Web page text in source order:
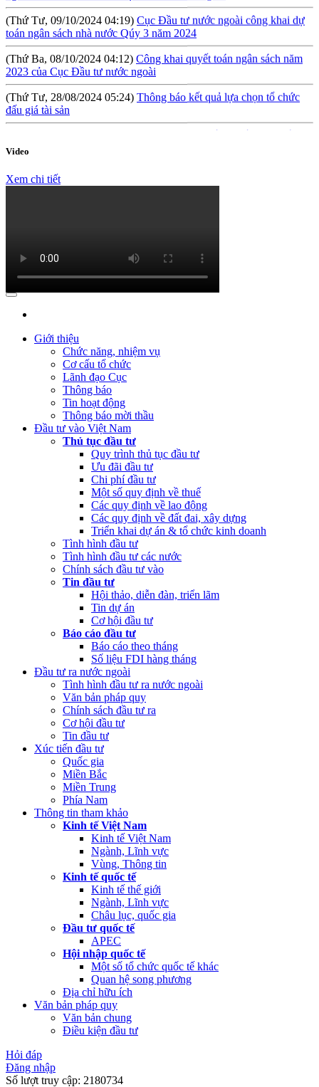
(Thứ Tư, 09/10/2024 04:19)Cục Đầu tư nước ngoài công khai dự
toán ngân sách nhà nước Qúy 3 năm 2024
(Thứ Ba, 08/10/2024 04:12)Công khai quyết toán ngân sách năm
2023 của Cục Đầu tư nước ngoài
(Thứ Tư, 28/08/2024 05:24)Thông báo kết quả lựa chọn tổ chức
đấu giá tài sản
(Thứ Sáu, 09/08/2024 10:57)Hội thảo: Cơ chế khuyến khích đầu tư
sách Quý I năm 2024
(Thứ Hai, 09/10/2023 03:45)Báo cáo tình hình công khai ngân
(Thứ Ba, 04/07/2023 05:29)
(Thứ Tư, 12/04/2023 03:20)Thực hiện công khai báo cáo tình hình
thực hiện dự toán NSNN Quý 1 năm 2023
(Thứ Ba, 21/03/2023 04:55)
2022 của Ban Quản lý dự án Nâng cấp và phát triển Hệ thống
thông tin quốc gia về đầu tư
(Thứ Hai, 20/03/2023 05:26)
NSNN Quý 4 và cả năm 2022
(Thứ Hai, 20/03/2023 05:17)Công bố công khai quyết toán ngân
sách nhà nước năm 2022 cùa Trung tâm Xúc tiến đầu tư phía Bắc
(Thứ Sáu, 24/02/2023 05:43)Việt Nam, Bỉ thúc đẩy hợp tác đổi
Video
Xem chi tiết
Giới thiệu
Chức năng, nhiệm vụ
Cơ cấu tổ chức
Lãnh đạo Cục
Thông báo
Tin hoạt động
Thông báo mời thầu
Đầu tư vào Việt Nam
Thủ tục đầu tư
Quy trình thủ tục đầu tư
Ưu đãi đầu tư
Chi phí đầu tư
Một số quy định về thuế
Các quy định về lao động
Các quy định về đất đai, xây dựng
Triển khai dự án & tổ chức kinh doanh
Tình hình đầu tư
Tình hình đầu tư các nước
Chính sách đầu tư vào
Tin đầu tư
Hội thảo, diễn đàn, triển lãm
Tin dự án
Cơ hội đầu tư
Báo cáo đầu tư
Báo cáo theo tháng
Số liệu FDI hàng tháng
Đầu tư ra nước ngoài
Tình hình đầu tư ra nước ngoài
Văn bản pháp quy
Chính sách đầu tư ra
Cơ hội đầu tư
Tin đầu tư
Xúc tiến đầu tư
Quốc gia
Miền Bắc
Miền Trung
Phía Nam
Thông tin tham khảo
Kinh tế Việt Nam
Kinh tế Việt Nam
Ngành, Lĩnh vực
Vùng, Thông tin
Kinh tế quốc tế
Kinh tế thế giới
Ngành, Lĩnh vực
Châu lục, quốc gia
Đầu tư quốc tế
APEC
Hội nhập quốc tế
Một số tổ chức quốc tế khác
Quan hệ song phương
Địa chỉ hữu ích
Văn bản pháp quy
Văn bản chung
Điều kiện đầu tư
Hỏi đáp
Đăng nhập
Số lượt truy cập: 2180734